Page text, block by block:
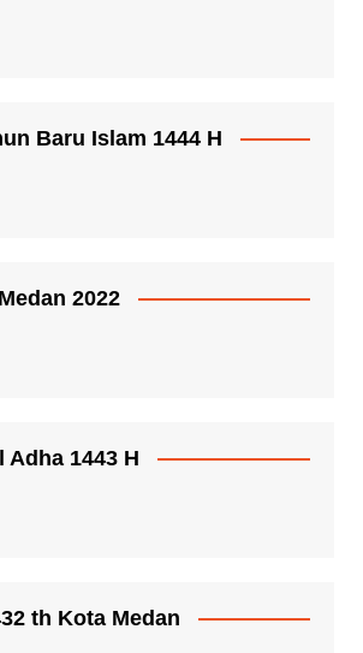
Baru Islam 1444 H
2022
Adha 1443 H
th Kota Medan